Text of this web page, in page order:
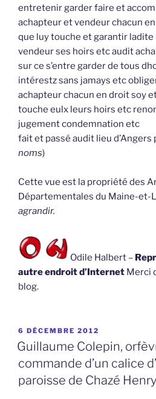
entretenir garder faire et
achapteur et vendeur chacun
que luy touche et garantir
vendeur ses hoirs etc audit
sur ce s’entre garder de tous
intérestz sans jamays etc
achapteur chacun en droit soy
touche eulx leurs hoirs etc
jugement condemnation etc
fait et passé audit lieu d’Angers
noms)
Cette vue est la propriété des
Départementales du Maine-et-
agrandir.
Odile Halbert –
autre endroit d’Internet Merci
blog.
PUBLIÉ
LE
6 DÉCEMBRE 2012
Guillaume Colepin,
commande d’un calice
paroisse de Chazé